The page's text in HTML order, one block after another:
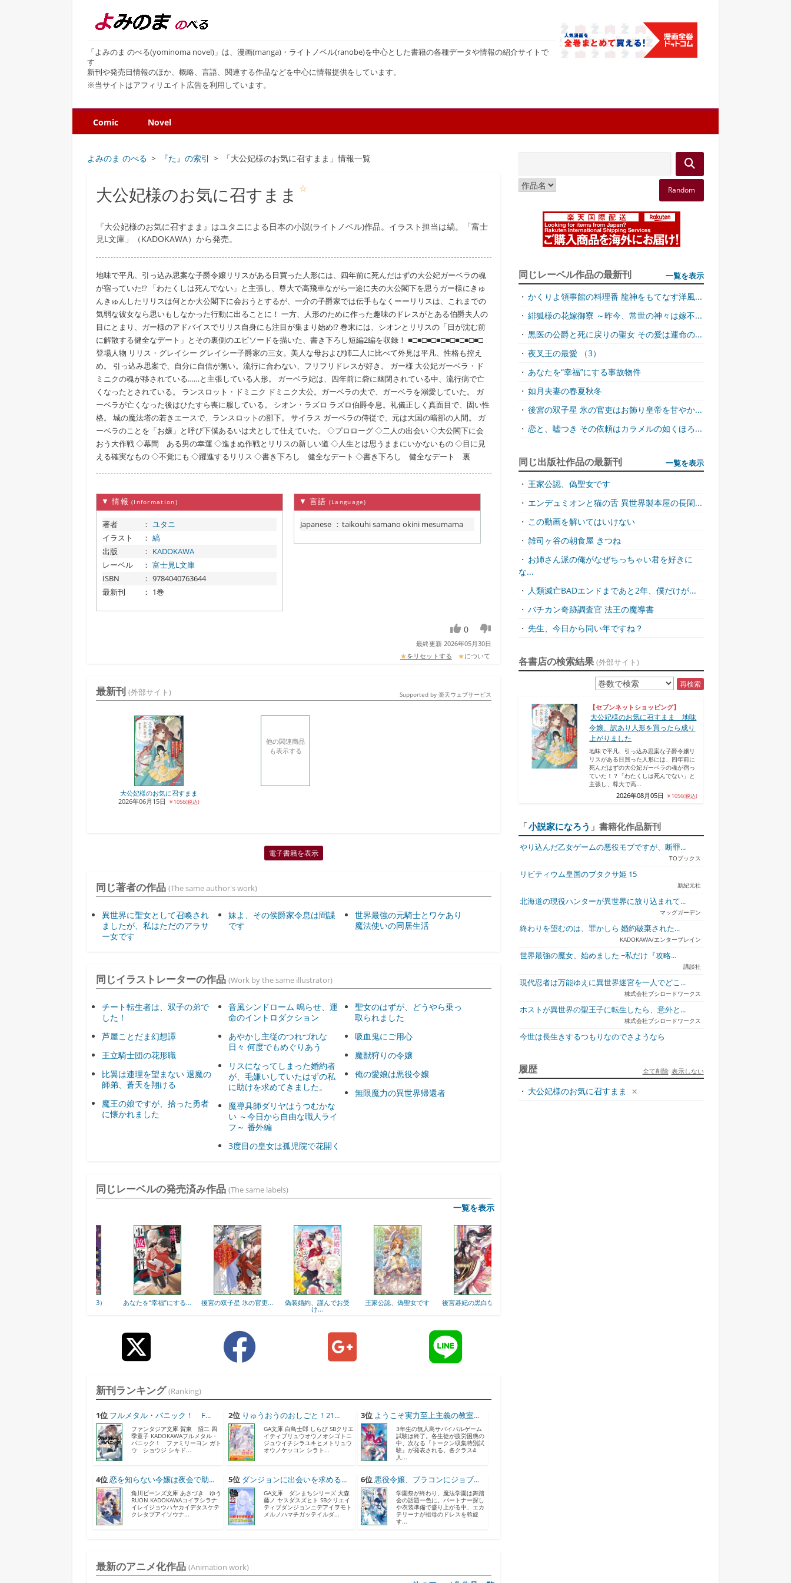
「よみのま のべる(yominoma novel)」は、漫画(manga)・ライトノベル(ranobe)を中心とした書籍の各種データや情報の紹介サイトで
す
新刊や発売日情報のほか、概略、言語、関連する作品などを中心に情報提供をしています。
※当サイトはアフィリエイト広告を利用しています。
Comic Novel
よみのま のべる 『た』の索引 「大公妃様のお気に召すまま」情報一覧
大公妃様のお気に召すまま ☆
『大公妃様のお気に召すまま』はユタニによる日本の小説(ライトノベル)作品。イラスト担当は縞。「富士
見L文庫」（KADOKAWA）から発売。
地味で平凡、引っ込み思案な子爵令嬢リリスがある日買った人形には、四年前に死んだはずの大公妃ガーベラの魂
が宿っていた!? 「わたくしは死んでない」と主張し、尊大で高飛車ながら一途に夫の大公閣下を思うガー様にきゅ
んきゅんしたリリスは何とか大公閣下に会おうとするが、一介の子爵家では伝手もなくーーリリスは、これまでの
気弱な彼女なら思いもしなかった行動に出ることに！ 一方、人形のために作った趣味のドレスがとある伯爵夫人の
目にとまり、ガー様のアドバイスでリリス自身にも注目が集まり始め!? 巻末には、シオンとリリスの「日が沈む前
に解散する健全なデート」とその裏側のエピソードを描いた、書き下ろし短編2編を収録！ ■□■□■□■□■□■□■□■□
登場人物 リリス・グレイシー グレイシー子爵家の三女。美人な母および姉二人に比べて外見は平凡、性格も控え
め。 引っ込み思案で、自分に自信が無い。流行に合わない、フリフリドレスが好き。 ガー様 大公妃ガーベラ・ド
ミニクの魂が移されている……と主張している人形。 ガーベラ妃は、四年前に砦に幽閉されている中、流行病で亡
くなったとされている。 ランスロット・ドミニク ドミニク大公。ガーベラの夫で、ガーベラを溺愛していた。 ガ
ーベラが亡くなった後はひたすら喪に服している。 シオン・ラズロ ラズロ伯爵令息。礼儀正しく真面目で、固い性
格。 城の魔法塔の若きエースで、ランスロットの部下。 サイラス ガーベラの侍従で、元は大国の暗部の人間。 ガ
ーベラのことを「お嬢」と呼び下僕あるいは犬として仕えていた。 ◇プロローグ ◇二人の出会い ◇大公閣下に会
おう大作戦 ◇幕間 ある男の幸運 ◇進まぬ作戦とリリスの新しい道 ◇人生とは思うままにいかないもの ◇目に見
える確実なもの ◇不覚にも ◇躍進するリリス ◇書き下ろし 健全なデート ◇書き下ろし 健全なデート 裏
▼ 情報 (Information)
著者 ： ユタニ
イラスト
： 縞
出版
： KADOKAWA
レーベル
： 富士見L文庫
ISBN
： 9784040763644
最新刊
： 1巻
▼ 言語 (Language)
Japanese ： taikouhi samano okini mesumama
0
最終更新 2026年05月30日
★をリセットする ★について
最新刊 (外部サイト) Supported by 楽天ウェブサービス
大公妃様のお気に召すまま
2026年06月15日
￥1056(税込)
他の関連商品
も表示する
電子書籍を表示
同じ著者の作品 (The same author's work)
異世界に聖女として召喚され
ましたが、私はただのアラサ
ー女です
妹よ、その侯爵家令息は間諜
です
世界最強の元騎士とワケあり
魔法使いの同居生活
同じイラストレーターの作品 (Work by the same illustrator)
チート転生者は、双子の弟で
した！
芦屋ことだま幻想譚
王立騎士団の花形職
比翼は連理を望まない 退魔の
師弟、蒼天を翔ける
魔王の娘ですが、拾った勇者
に懐かれました
音風シンドローム 鳴らせ、運
命のイントロダクション
あやかし主従のつれづれな
日々 何度でもめぐりあう
リスになってしまった婚約者
が、毛嫌いしていたはずの私
に助けを求めてきました。
魔導具師ダリヤはうつむかな
い ～今日から自由な職人ライ
フ～ 番外編
3度目の皇女は孤児院で花開く
聖女のはずが、どうやら乗っ
取られました
吸血鬼にご用心
魔獣狩りの令嬢
俺の愛娘は悪役令嬢
無限魔力の異世界帰還者
同じレーベルの発売済み作品 (The same labels)
一覧を表示
あなたを“幸福”にする... 後宮の双子星 氷の官吏... 偽装婚約、謹んでお受
け...
王家公認、偽聖女です 後宮碁妃の黒白なお仕事
新刊ランキング (Ranking)
1位 フルメタル・パニック！ F...
ファンタジア文庫 賀東 招二 四
季童子 KADOKAWAフルメタル・
パニック！ ファミリーヨン ガト
ウ ショウジ シキド...
2位 りゅうおうのおしごと！21...
GA文庫 白鳥士郎 しらび SBクリエ
イティブリュウオウノオシゴトニ
ジュウイチシラユキヒメトリュウ
オウノケッコン シラト...
3位 ようこそ実力至上主義の教室...
3年生の無人島サバイバルゲーム
試験は終了。各生徒が疲労困憊の
中、次なる『トークン収集特別試
験』が発表される。各クラス4
人...
4位 恋を知らない令嬢は夜会で助...
角川ビーンズ文庫 あさづき ゆう
RUON KADOKAWAコイヲシラナ
イレイジョウハヤカイデタスケテ
クレタブアイソウナ...
5位 ダンジョンに出会いを求める...
GA文庫 ダンまちシリーズ 大森
藤ノ ヤスダスズヒト SBクリエイ
ティブダンジョンニデアイヲモト
メルノハマチガッテイルダ...
6位 悪役令嬢、ブラコンにジョブ...
学園祭が終わり、魔法学園は舞踏
会の話題一色に。パートナー探し
や衣装準備で盛り上がる中、エカ
テリーナが祖母のドレスを斡旋
す...
最新のアニメ化作品 (Animation work)
Random
同じレーベル作品の最新刊 一覧を表示
・ かくりよ領事館の料理番 龍神をもてなす洋風...
・ 緋狐様の花嫁御寮 ～昨今、常世の神々は嫁不...
・ 黒医の公爵と死に戻りの聖女 その愛は運命の...
・ 夜叉王の最愛 （3）
・ あなたを“幸福”にする事故物件
・ 如月夫妻の春夏秋冬
・ 後宮の双子星 氷の官吏はお飾り皇帝を甘やか...
・ 恋と、嘘つき その依頼はカラメルの如くほろ...
同じ出版社作品の最新刊 一覧を表示
・ 王家公認、偽聖女です
・ エンデュミオンと猫の舌 異世界製本屋の長閑...
・ この動画を解いてはいけない
・ 雑司ヶ谷の朝食屋 きつね
・ お姉さん派の俺がなぜちっちゃい君を好きに
な...
・ 人類滅亡BADエンドまであと2年、僕だけが...
・ バチカン奇跡調査官 法王の魔導書
・ 先生、今日から同い年ですね？
各書店の検索結果 (外部サイト)
再検索
【セブンネットショッピング】
大公妃様のお気に召すまま 地味
令嬢、訳あり人形を買ったら成り
上がりました
地味で平凡、引っ込み思案な子爵令嬢リ
リスがある日買った人形には、四年前に
死んだはずの大公妃ガーベラの魂が宿っ
ていた！？「わたくしは死んでない」と
主張し、尊大で高...
2026年08月05日 ￥1056(税込)
「小説家になろう 」書籍化作品新刊
やり込んだ乙女ゲームの悪役モブですが、断罪...
TOブックス
リビティウム皇国のブタクサ姫 15
新紀元社
北海道の現役ハンターが異世界に放り込まれて...
マッグガーデン
終わりを望むのは、罪かしら 婚約破棄された...
KADOKAWA/エンターブレイン
世界最強の魔女、始めました ~私だけ『攻略...
講談社
現代忍者は万能ゆえに異世界迷宮を一人でどこ...
株式会社ブシロードワークス
ホストが異世界の聖王子に転生したら、意外と...
株式会社ブシロードワークス
今世は長生きするつもりなのでさようなら
宇都宮ケーブルテレビ
ジュリとエレナの森の相談所 ~付与の力であ...
一二三書房
天才悪女は嘘を見破る2
履歴 表示しない
全て削除
・ 大公妃様のお気に召すまま